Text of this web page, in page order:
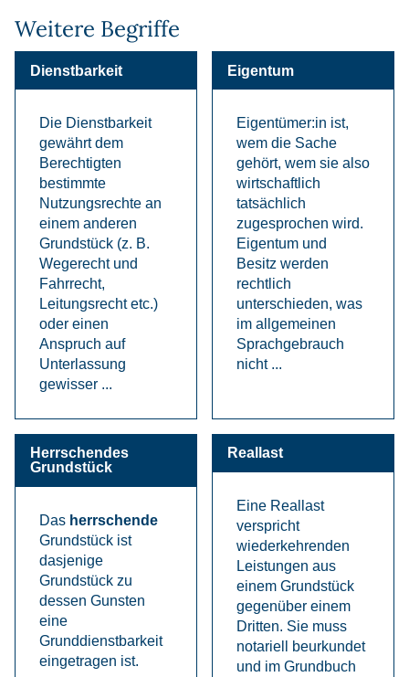
Weitere Begriffe
Dienstbarkeit
Die Dienstbarkeit
gewährt dem
Berechtigten
bestimmte
Nutzungsrechte an
einem anderen
Grundstück (z. B.
Wegerecht und
Fahrrecht,
Leitungsrecht etc.)
oder einen
Anspruch auf
Unterlassung
gewisser ...
Eigentum
Eigentümer:in ist,
wem die Sache
gehört, wem sie also
wirtschaftlich
tatsächlich
zugesprochen wird.
Eigentum und
Besitz werden
rechtlich
unterschieden, was
im allgemeinen
Sprachgebrauch
nicht ...
Herrschendes
Grundstück
Das herrschende
Grundstück ist
dasjenige
Grundstück zu
dessen Gunsten
eine
Grunddienstbarkeit
eingetragen ist.
Reallast
Eine Reallast
verspricht
wiederkehrenden
Leistungen aus
einem Grundstück
gegenüber einem
Dritten. Sie muss
notariell beurkundet
und im Grundbuch